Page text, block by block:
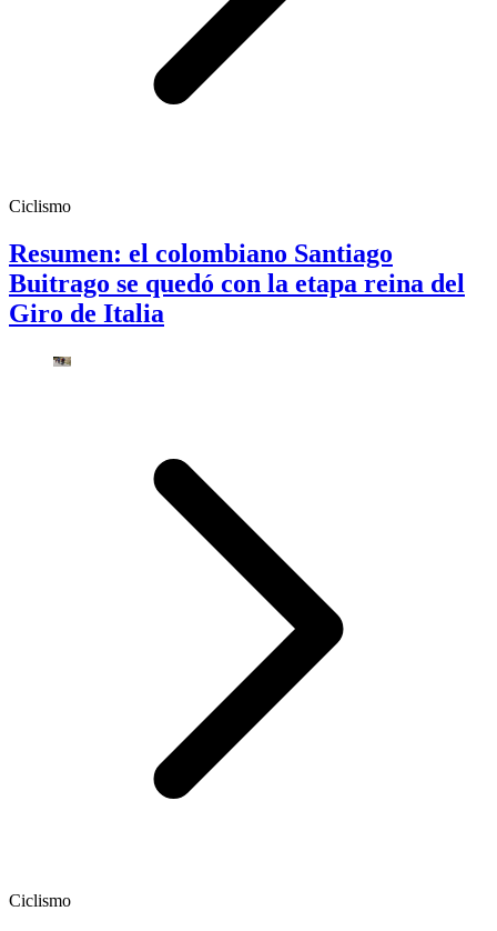
Ciclismo
Resumen: el colombiano Santiago
Buitrago se quedó con la etapa reina del
Giro de Italia
Ciclismo